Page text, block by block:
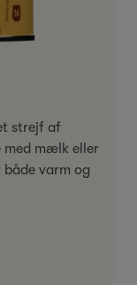
strejf af
med mælk eller
varm og